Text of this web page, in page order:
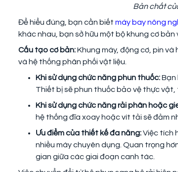
Bản chất
Để hiểu đúng, bạn cần biết máy bay nông
khác nhau, bạn sở hữu một bộ khung cơ
Cấu tạo cơ bản:Khung máy, động cơ, pin
và hệ thống phân phối vật liệu.
Khi sử dụng chức năng phun thuốc:Bạn
Thiết bị sẽ phun thuốc bảo vệ thực
Khi sử dụng chức năng rải phân hoặc
hệ thống đĩa xoay hoặc vít tải sẽ đảm
Ưu điểm của thiết kế đa năng:Việc tích
nhiều máy chuyên dụng. Quan trọng
gian giữa các giai đoạn canh tác.